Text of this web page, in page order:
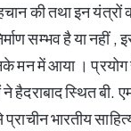
की तथा इन यंत्रों
सम्भव है या नहीं ,
मन में आया । प्रयोग
हैदराबाद स्थित बी.
भारतीय